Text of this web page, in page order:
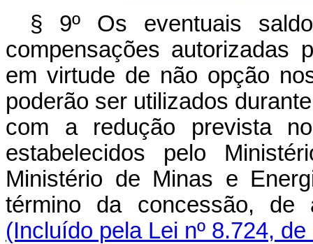
§ 9º Os eventuais
compensações autorizadas
em virtude de não opção
poderão ser utilizados
com a redução prevista
estabelecidos pelo
Ministério de Minas e
término da concessão, de
(Incluído pela Lei nº 8.724,